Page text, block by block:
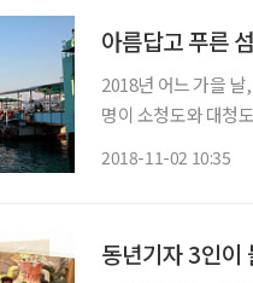
아름답고 푸른
2018년 어느 가을
명이 소청도와 대청
2018-11-02 10:35
동년기자 3인이